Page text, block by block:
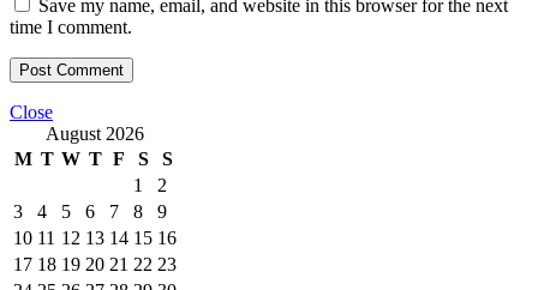
Save my name, email, and website in this browser for the next
time I comment.
Close
August 2026
M T W T F S
S
1
2
3
4 5 6 7 8
9
10 11 12 13 14 15 16
17 18 19 20 21 22 23